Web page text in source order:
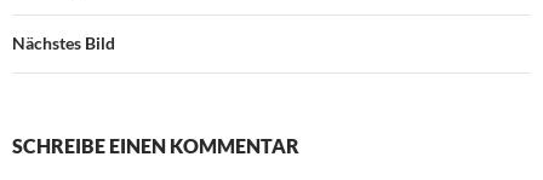
Nächstes Bild
SCHREIBE EINEN KOMMENTAR